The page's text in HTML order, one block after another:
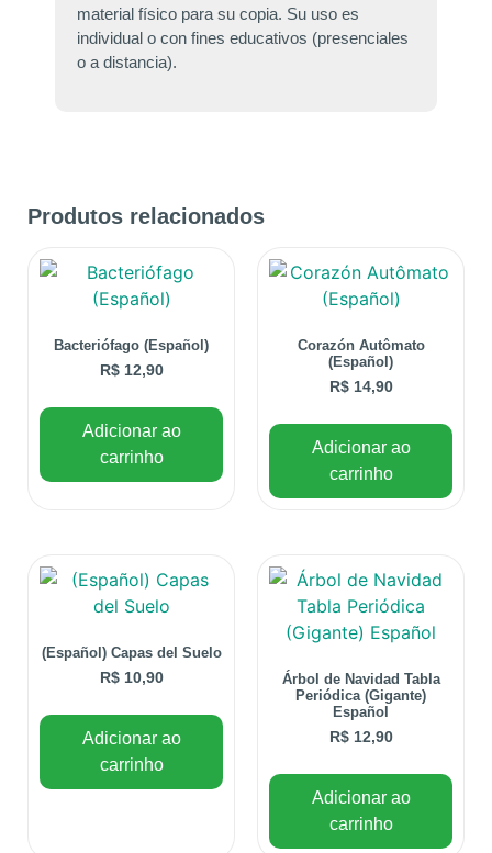
material físico para su copia. Su uso es
individual o con fines educativos (presenciales
o a distancia).
Produtos relacionados
Bacteriófago (Español)
R$12,90
Adicionar ao
carrinho
Corazón Autômato
(Español)
R$14,90
Adicionar ao
carrinho
(Español) Capas del Suelo
R$10,90
Adicionar ao
carrinho
Árbol de Navidad Tabla
Periódica (Gigante)
Español
R$12,90
Adicionar ao
carrinho